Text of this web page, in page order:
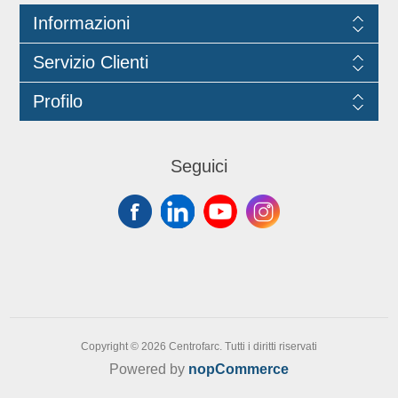
Informazioni
Servizio Clienti
Profilo
Seguici
Copyright © 2026 Centrofarc. Tutti i diritti riservati
Powered by nopCommerce